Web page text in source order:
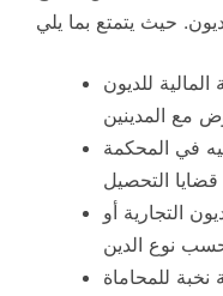
للديون
في المحكمة
التجارية أو
للمحاماة